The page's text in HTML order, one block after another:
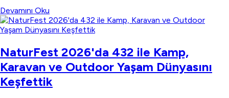
Devamını Oku
NaturFest 2026'da 432 ile Kamp,
Karavan ve Outdoor Yaşam Dünyasını
Keşfettik